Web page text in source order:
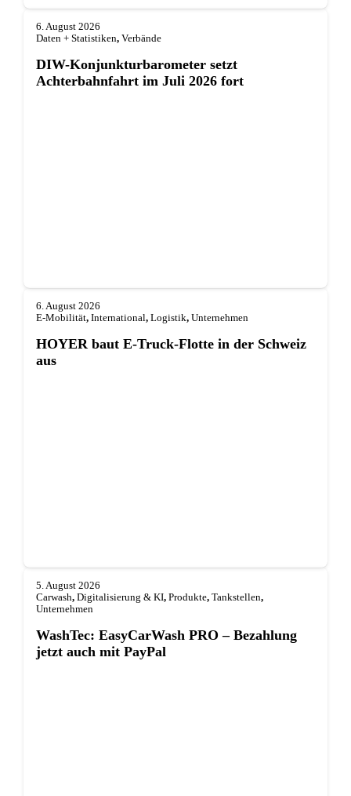
6. August 2026
Daten + Statistiken, Verbände
DIW-Konjunkturbarometer setzt
Achterbahnfahrt im Juli 2026 fort
6. August 2026
E-Mobilität, International, Logistik, Unternehmen
HOYER baut E-Truck-Flotte in der Schweiz
aus
5. August 2026
Carwash, Digitalisierung & KI, Produkte, Tankstellen,
Unternehmen
WashTec: EasyCarWash PRO – Bezahlung
jetzt auch mit PayPal